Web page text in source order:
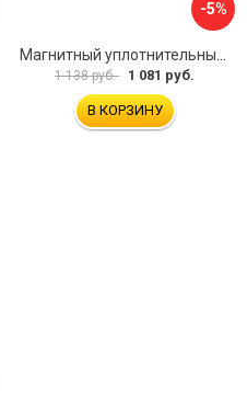
-5%
1 138 руб. 1 081 руб.
В КОРЗИНУ